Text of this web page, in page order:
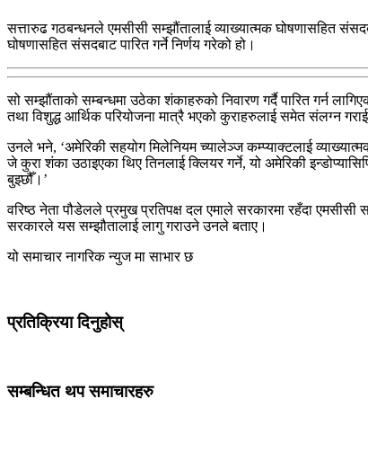
सत्तारुढ गठबन्धनले एमसीसी सम्झौंतालाई व्याख्यात्मक घोषणासहित
घोषणासहित संसदबाट पारित गर्ने निर्णय गरेको हो।
सो सम्झौंताको सम्बन्धमा उठेका शंकाहरुको निवारण गर्दै पारित गर्न
तथा विशुद्ध आर्थिक परियोजना मात्रै भएको कुराहरुलाई समेत संलग्न
उनले भने, ‘अमेरिकी सहयोग मिलेनियम च्यालेञ्ज कम्प्याक्टलाई
जे कुरा शंका उठाइएका थिए तिनलाई क्लियर गर्ने, यो अमेरिकी
बुझ्छौँ।’
वरिष्ठ नेता पौडेलले प्रमुख प्रतिपक्ष दल एमाले सरकारमा रहँदा एमसीसी
सरकारले यस सम्झौतालाई लागु गराउने उनले बताए।
यो समाचार नागरिक न्युज मा साभार छ
प्रतिक्रिया दिनुहोस्
सम्बन्धित थप समाचारहरु